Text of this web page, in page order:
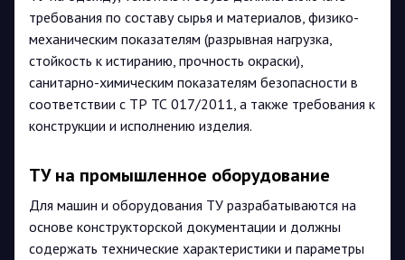
требования по составу сырья и материалов, физико-
механическим показателям (разрывная нагрузка,
стойкость к истиранию, прочность окраски),
санитарно-химическим показателям безопасности в
соответствии с ТР ТС 017/2011, а также требования к
конструкции и исполнению изделия.
ТУ на промышленное оборудование
Для машин и оборудования ТУ разрабатываются на
основе конструкторской документации и должны
содержать технические характеристики и параметры